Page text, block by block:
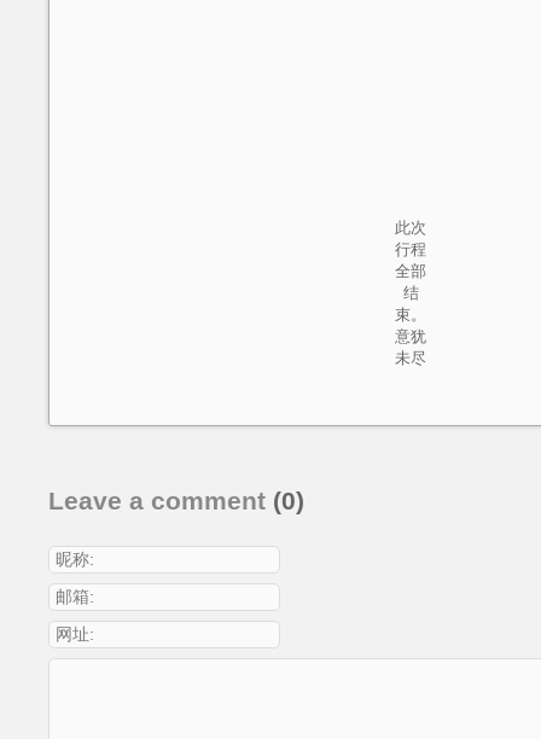
此次
行程
全部
结
束。
意犹
未尽
Leave a comment (0)
昵称:
邮箱:
网址: